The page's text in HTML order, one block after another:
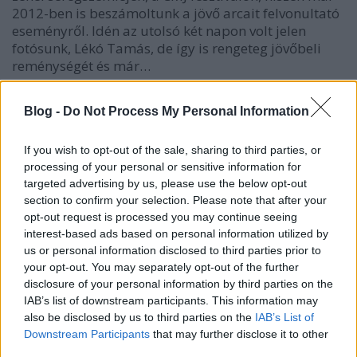
Blog - Do Not Process My Personal Information
If you wish to opt-out of the sale, sharing to third parties, or
processing of your personal or sensitive information for
targeted advertising by us, please use the below opt-out
section to confirm your selection. Please note that after your
opt-out request is processed you may continue seeing
interest-based ads based on personal information utilized by
us or personal information disclosed to third parties prior to
your opt-out. You may separately opt-out of the further
disclosure of your personal information by third parties on the
IAB’s list of downstream participants. This information may
also be disclosed by us to third parties on the IAB’s List of
Downstream Participants that may further disclose it to other
2012-ben is beszámoltunk a jövő arcait felvonultató
eseményről. Idén az utolsó két napon volt jelen
fotósunk, Lékó Tamás, de így is rengeteg jövőbeli
reménységét és már…